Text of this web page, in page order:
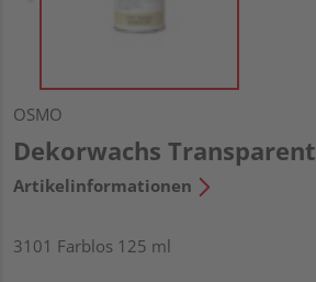
OSMO
Dekorwachs Transparent
Artikelinformationen
3101 Farblos 125 ml